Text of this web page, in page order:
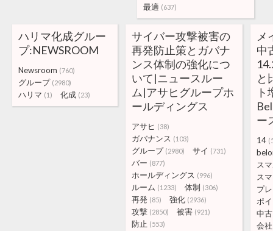
最適 (637)
ハリマ化成グルー
プ:NEWSROOM
Newsroom (760)
グループ (2980)
ハリマ (1) 化成 (23)
サイバー攻撃被害の
再発防止策とガバナ
ンス体制の強化につ
いて|ニュースルー
ム|アサヒグループホ
ールディングス
アサヒ (38)
ガバナンス (103)
グループ (2980) サイ (731)
バー (877)
ホールディングス (996)
ルーム (1233) 体制 (306)
再発 (85) 強化 (2936)
攻撃 (2850) 被害 (921)
防止 (553)
メ
中
と
ト
ー
14
ス
ス
プ
ポ
中古
会社